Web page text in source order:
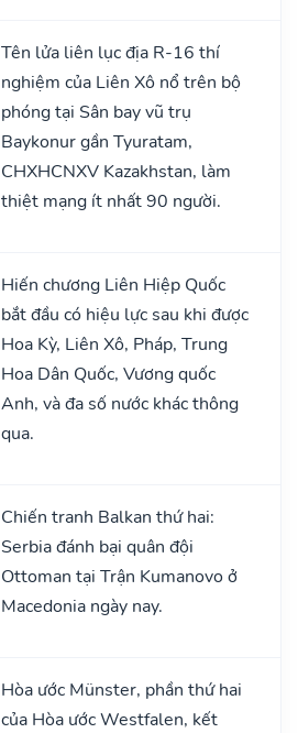
Tên lửa liên lục địa R-16 thí
nghiệm của Liên Xô nổ trên bộ
phóng tại Sân bay vũ trụ
Baykonur gần Tyuratam,
CHXHCNXV Kazakhstan, làm
thiệt mạng ít nhất 90 người.
Hiến chương Liên Hiệp Quốc
bắt đầu có hiệu lực sau khi được
Hoa Kỳ, Liên Xô, Pháp, Trung
Hoa Dân Quốc, Vương quốc
Anh, và đa số nước khác thông
qua.
Chiến tranh Balkan thứ hai:
Serbia đánh bại quân đội
Ottoman tại Trận Kumanovo ở
Macedonia ngày nay.
Hòa ước Münster, phần thứ hai
của Hòa ước Westfalen, kết